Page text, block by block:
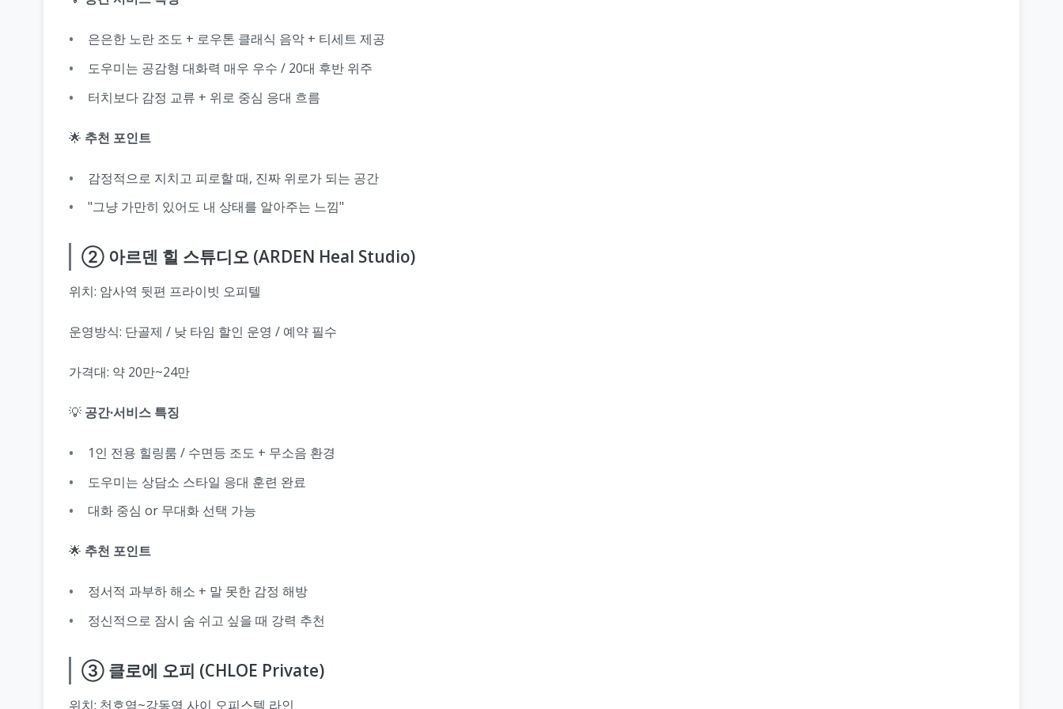
은은한 노란 조도 + 로우톤 클래식 음악 + 티세트 제공
도우미는 공감형 대화력 매우 우수 / 20대 후반 위주
터치보다 감정 교류 + 위로 중심 응대 흐름
🌟 추천 포인트
감정적으로 지치고 피로할 때, 진짜 위로가 되는 공간
"그냥 가만히 있어도 내 상태를 알아주는 느낌"
② 아르덴 힐 스튜디오 (ARDEN Heal Studio)
위치: 암사역 뒷편 프라이빗 오피텔
운영방식: 단골제 / 낮 타임 할인 운영 / 예약 필수
가격대: 약 20만~24만
💡 공간·서비스 특징
1인 전용 힐링룸 / 수면등 조도 + 무소음 환경
도우미는 상담소 스타일 응대 훈련 완료
대화 중심 or 무대화 선택 가능
🌟 추천 포인트
정서적 과부하 해소 + 말 못한 감정 해방
정신적으로 잠시 숨 쉬고 싶을 때 강력 추천
③ 클로에 오피 (CHLOE Private)
위치: 천호역~강동역 사이 오피스텔 라인